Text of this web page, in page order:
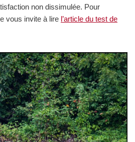
non dissimulée. Pour
vous invite à lire l’article du test de